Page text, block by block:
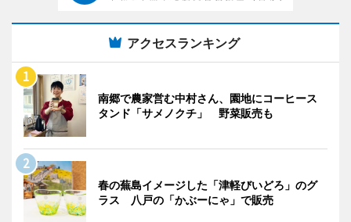
アクセスランキング
南郷で農家営む中村さん、園地にコーヒース
タンド「サメノクチ」 野菜販売も
春の蕪島イメージした「津軽びいどろ」のグ
ラス 八戸の「かぶーにゃ」で販売